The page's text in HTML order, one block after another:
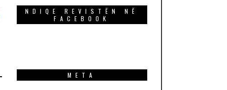
NDIQE REVISTËN NË
FACEBOOK
META